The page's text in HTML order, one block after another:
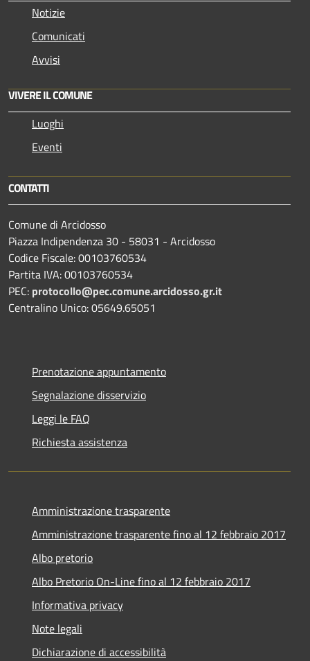
Notizie
Comunicati
Avvisi
VIVERE IL COMUNE
Luoghi
Eventi
CONTATTI
Comune di Arcidosso
Piazza Indipendenza 30 - 58031 - Arcidosso
Codice Fiscale: 00103760534
Partita IVA: 00103760534
PEC: protocollo@pec.comune.arcidosso.gr.it
Centralino Unico: 05649.65051
Prenotazione appuntamento
Segnalazione disservizio
Leggi le FAQ
Richiesta assistenza
Amministrazione trasparente
Amministrazione trasparente fino al 12 febbraio 2017
Albo pretorio
Albo Pretorio On-Line fino al 12 febbraio 2017
Informativa privacy
Note legali
Dichiarazione di accessibilità